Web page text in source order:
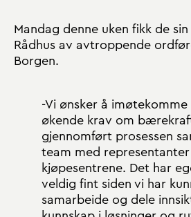
Mandag denne uken fikk de
Rådhus av avtroppende
Borgen.
-Vi ønsker å
økende krav om
gjennomført prosessen
team med
kjøpesentrene. Det har
veldig fint siden vi har
samarbeide og dele